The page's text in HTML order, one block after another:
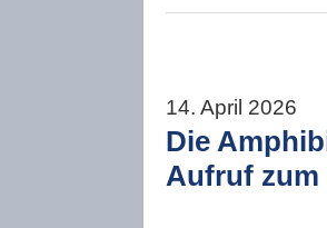
14. April 2026
Die
Aufruf zum